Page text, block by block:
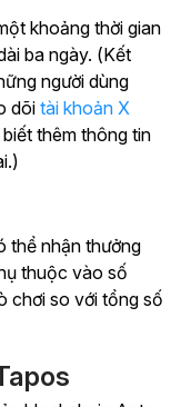
khoảng thời gian
ba ngày. (Kết
người dùng
dõi tài khoản X
thêm thông tin
thể nhận thưởng
thuộc vào số
chơi so với tổng số